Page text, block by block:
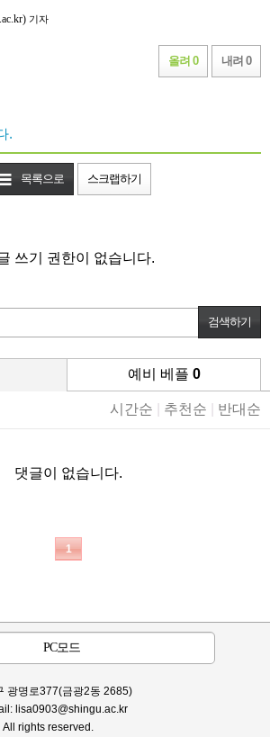
기자
올려 0 내려 0
.
목록으로 스크랩하기
쓰기 권한이 없습니다.
예비 베플 0
시간순 추천순 반대순
댓글이 없습니다.
1
PC모드
광명로377(금광2동 2685)
lisa0903@shingu.ac.kr
rights reserved.